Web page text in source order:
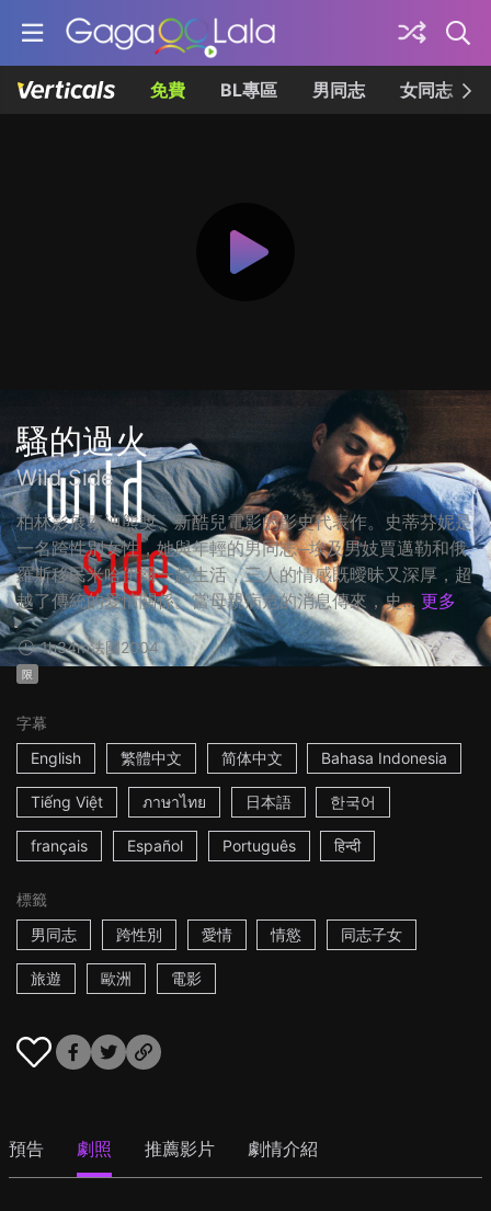
免費 BL專區 男同志 女同志
騷的過火
Wild Side
柏林影展泰迪熊獎、新酷兒電影的影史代表作。史蒂芬妮是
一名跨性別女性，她與年輕的男同志─埃及男妓賈邁勒和俄
羅斯移民米哈伊爾一起生活，三人的情感既曖昧又深厚，超
越了傳統的愛情關係。當母親病危的消息傳來，史... 更多
1h34m法國2004
限
字幕
English
繁體中文 简体中文 Bahasa Indonesia
Tiếng Việt ภาษาไทย 日本語 한국어
français Español Português हिन्दी
標籤
男同志
跨性別 愛情 情慾 同志子女
旅遊 歐洲 電影
預告 劇照 推薦影片 劇情介紹